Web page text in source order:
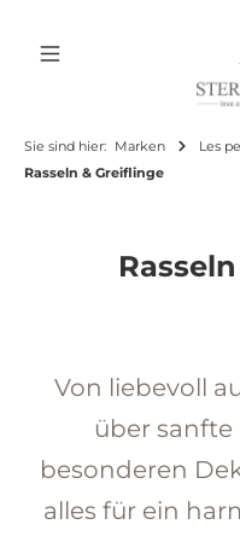
Sie sind hier: Marken
Les
Rasseln & Greiflinge
Von liebevoll
über sanfte
besonderen
alles für ein